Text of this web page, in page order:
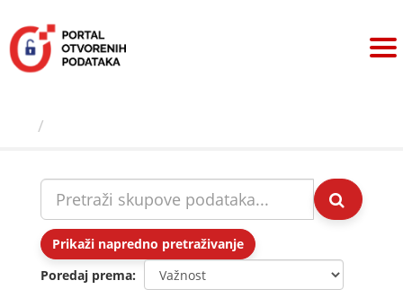
sadržaj
Prikaži napredno pretraživanje
Poredaj prema